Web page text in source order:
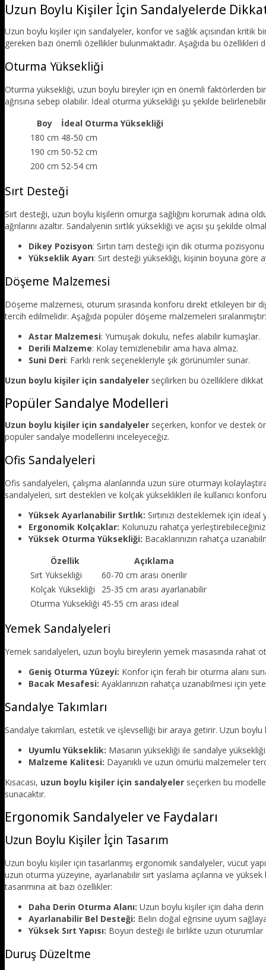
Uzun Boylu Kişiler İçin Sandalyelerde
Uzun boylu kişiler için sandalyeler, konfor ve sağlık açısından
gereken bazı önemli özellikler bulunmaktadır. Aşağıda bu özellikleri
Oturma Yüksekliği
Oturma yüksekliği, uzun boylu bireyler için en önemli faktörlerden
ağrısına sebep olabilir. İdeal oturma yüksekliği şu şekilde
Boy
İdeal Oturma Yüksekliği
180 cm 48-50 cm
190 cm 50-52 cm
200 cm 52-54 cm
Sırt Desteği
Sırt desteği, uzun boylu kişilerin omurga sağlığını korumak adına
ağrılarını azaltır. Sandalyenin sırtlık yüksekliği ve açısı şu şekilde
Dikey Pozisyon: Sırtın tam desteği için dik oturma
Yükseklik Ayarı: Sırt desteği yüksekliği, kişinin boyuna göre
Döşeme Malzemesi
Döşeme malzemesi, oturum sırasında konforu direkt etkileyen bir
tercih edilmelidir. Aşağıda popüler döşeme malzemeleri sıralanmıştır:
Astar Malzemesi: Yumuşak dokulu, nefes alabilir kumaşlar.
Derili Malzeme: Kolay temizlenebilir ama hava almaz.
Suni Deri: Farklı renk seçenekleriyle şık görünümler sunar.
Uzun boylu kişiler için sandalyeler seçilirken bu özelliklere
Popüler Sandalye Modelleri
Uzun boylu kişiler için sandalyeler seçerken, konfor ve destek
popüler sandalye modellerini inceleyeceğiz.
Ofis Sandalyeleri
Ofis sandalyeleri, çalışma alanlarında uzun süre oturmayı
sandalyeleri, sırt destekleri ve kolçak yükseklikleri ile kullanıcı
Yüksek Ayarlanabilir Sırtlık: Sırtınızı desteklemek için
Ergonomik Kolçaklar: Kolunuzu rahatça yerleştirebileceğiniz
Yüksek Oturma Yüksekliği: Bacaklarınızın rahatça
Özellik
Açıklama
Sırt Yüksekliği
60-70 cm arası önerilir
Kolçak Yüksekliği
25-35 cm arası ayarlanabilir
Oturma Yüksekliği 45-55 cm arası ideal
Yemek Sandalyeleri
Yemek sandalyeleri, uzun boylu bireylerin yemek masasında rahat
Geniş Oturma Yüzeyi: Konfor için ferah bir oturma alanı
Bacak Mesafesi: Ayaklarınızın rahatça uzanabilmesi için
Sandalye Takımları
Sandalye takımları, estetik ve işlevselliği bir araya getirir. Uzun
Uyumlu Yükseklik: Masanın yüksekliği ile sandalye
Malzeme Kalitesi: Dayanıklı ve uzun ömürlü malzemeler
Kısacası, uzun boylu kişiler için sandalyeler seçerken bu
sunacaktır.
Ergonomik Sandalyeler ve Faydaları
Uzun Boylu Kişiler İçin Tasarım
Uzun boylu kişiler için tasarlanmış ergonomik sandalyeler, vücut
uzun oturma yüzeyine, ayarlanabilir sırt yaslama açılarına ve
tasarımına ait bazı özellikler:
Daha Derin Oturma Alanı: Uzun boylu kişiler için daha
Ayarlanabilir Bel Desteği: Belin doğal eğrisine uyum
Yüksek Sırt Yapısı: Boyun desteği ile birlikte uzun oturumlar
Duruş Düzeltme